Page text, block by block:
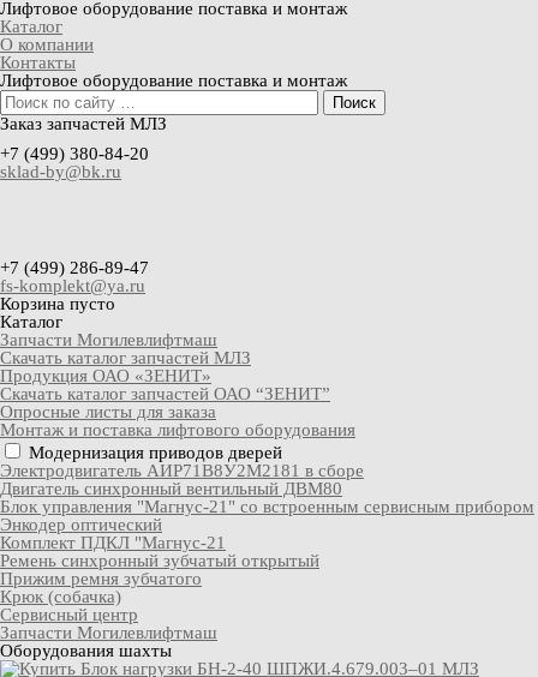
Лифтовое оборудование поставка и монтаж
Каталог
О компании
Контакты
Лифтовое оборудование поставка и монтаж
Поиск
Заказ запчастей МЛЗ
+7 (499) 380-84-20
sklad-by@bk.ru
+7 (499) 286-89-47
fs-komplekt@ya.ru
Корзина пусто
Каталог
Запчасти Могилевлифтмаш
Скачать каталог запчастей МЛЗ
Продукция ОАО «ЗЕНИТ»
Скачать каталог запчастей ОАО “ЗЕНИТ”
Опросные листы для заказа
Монтаж и поставка лифтового оборудования
Модернизация приводов дверей
Электродвигатель АИР71В8У2М2181 в сборе
Двигатель синхронный вентильный ДВМ80
Блок управления "Магнус-21" со встроенным сервисным прибором
Энкодер оптический
Комплект ПДКЛ "Магнус-21
Ремень синхронный зубчатый открытый
Прижим ремня зубчатого
Крюк (собачка)
Сервисный центр
Запчасти Могилевлифтмаш
Оборудования шахты